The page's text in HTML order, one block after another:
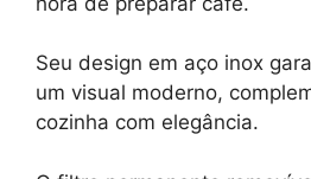
Seu design em aço inox
um visual moderno,
cozinha com elegância.